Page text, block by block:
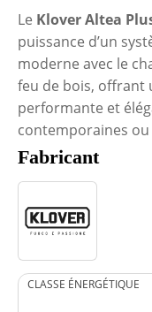
Le Klover Altea
puissance d’un
moderne avec le
feu de bois, offrant
performante et
contemporaines
Fabricant
CLASSE ÉNERGÉTIQUE